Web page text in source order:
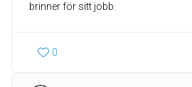
brinner för sitt jobb.
0